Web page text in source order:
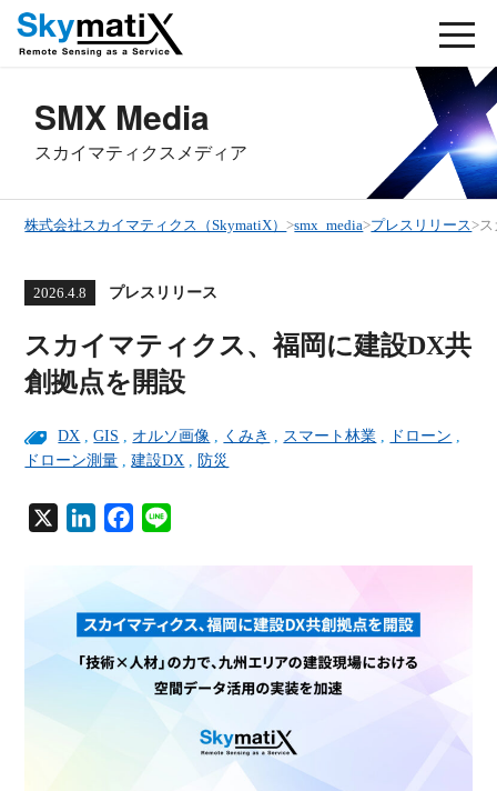
SMX Media
スカイマティクスメディア
株式会社スカイマティクス（SkymatiX）>smx_media>プレスリリース>
2026.4.8 プレスリリース
スカイマティクス、福岡に建設DX共
創拠点を開設
DX ,GIS , オルソ画像 , くみき , スマート林業 , ドローン ,
ドローン測量 ,建設DX , 防災
X
e
d
e
b
o